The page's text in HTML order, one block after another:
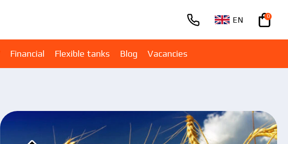
+380670001005
EN 0
Financial Flexible tanks Blog Vacancies